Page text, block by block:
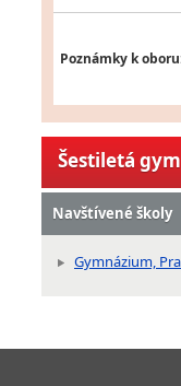
Poznámky k
Šestiletá
Navštívené školy
Gymnázium,